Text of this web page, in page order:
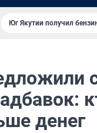
Юг Якутии получил
денег